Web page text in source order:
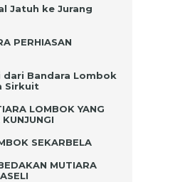
Jatuh ke Jurang
PERHIASAN
Bandara Lombok
Sirkuit
LOMBOK YANG
SEKARBELA
MUTIARA